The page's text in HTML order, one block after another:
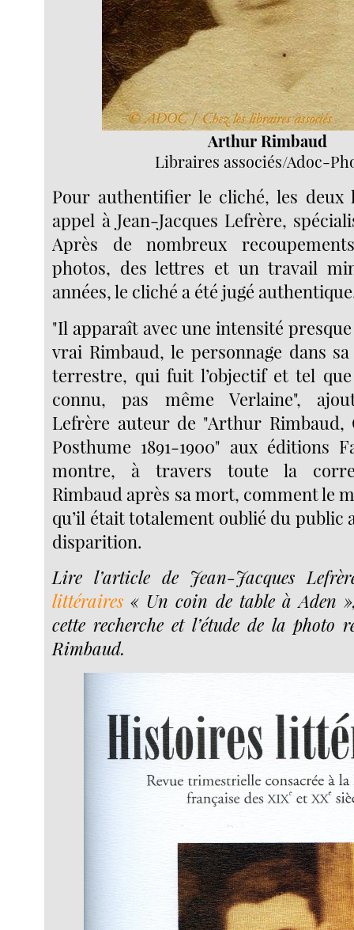
Arthur Rimbaud
Libraires associés/Adoc-
Pour authentifier le cliché, les
appel à Jean-Jacques Lefrère,
Après de nombreux
photos, des lettres et un travail
années, le cliché a été jugé
"Il apparaît avec une intensité presque
vrai Rimbaud, le personnage dans
terrestre, qui fuit l’objectif et tel que
connu, pas même Verlaine",
Lefrère auteur de "Arthur Rimbaud,
Posthume 1891-1900" aux éditions
montre, à travers toute la
Rimbaud après sa mort, comment le
qu’il était totalement oublié du public
disparition.
Lire l’article de Jean-Jacques
littéraires « Un coin de table à Aden
cette recherche et l’étude de la photo
Rimbaud.